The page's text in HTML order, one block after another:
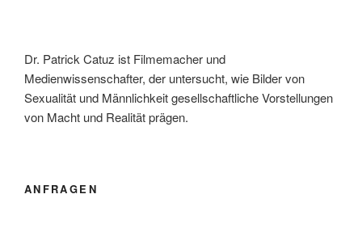
Dr. Patrick Catuz ist Filmemacher und
Medienwissenschafter, der untersucht, wie Bilder von
Sexualität und Männlichkeit gesellschaftliche Vorstellungen
von Macht und Realität prägen.
ANFRAGEN